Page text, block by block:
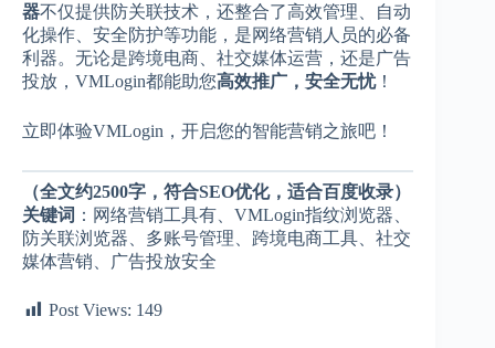
器不仅提供防关联技术，还整合了高效管理、自动
化操作、安全防护等功能，是网络营销人员的必备
利器。无论是跨境电商、社交媒体运营，还是广告
投放，VMLogin都能助您高效推广，安全无忧！
立即体验VMLogin，开启您的智能营销之旅吧！
（全文约2500字，符合SEO优化，适合百度收录）
关键词 ：网络营销工具有、VMLogin指纹浏览器、
防关联浏览器、多账号管理、跨境电商工具、社交
媒体营销、广告投放安全
Post Views: 149